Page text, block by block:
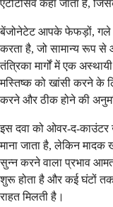
एंटीटसिव कहा जाता है,
बेंजोनेटेट आपके फेफड़ों, गले
करता है, जो सामान्य रूप
तंत्रिका मार्गों में एक
मस्तिष्क को खांसी करने के
करने और ठीक होने की
इस दवा को ओवर-द-
माना जाता है, लेकिन मादक
सुन्न करने वाला प्रभाव
शुरू होता है और कई घंटों
राहत मिलती है।